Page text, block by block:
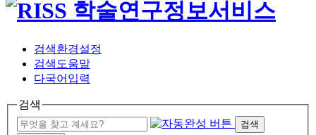
검색환경설정
검색도움말
다국어입력
검색
검색